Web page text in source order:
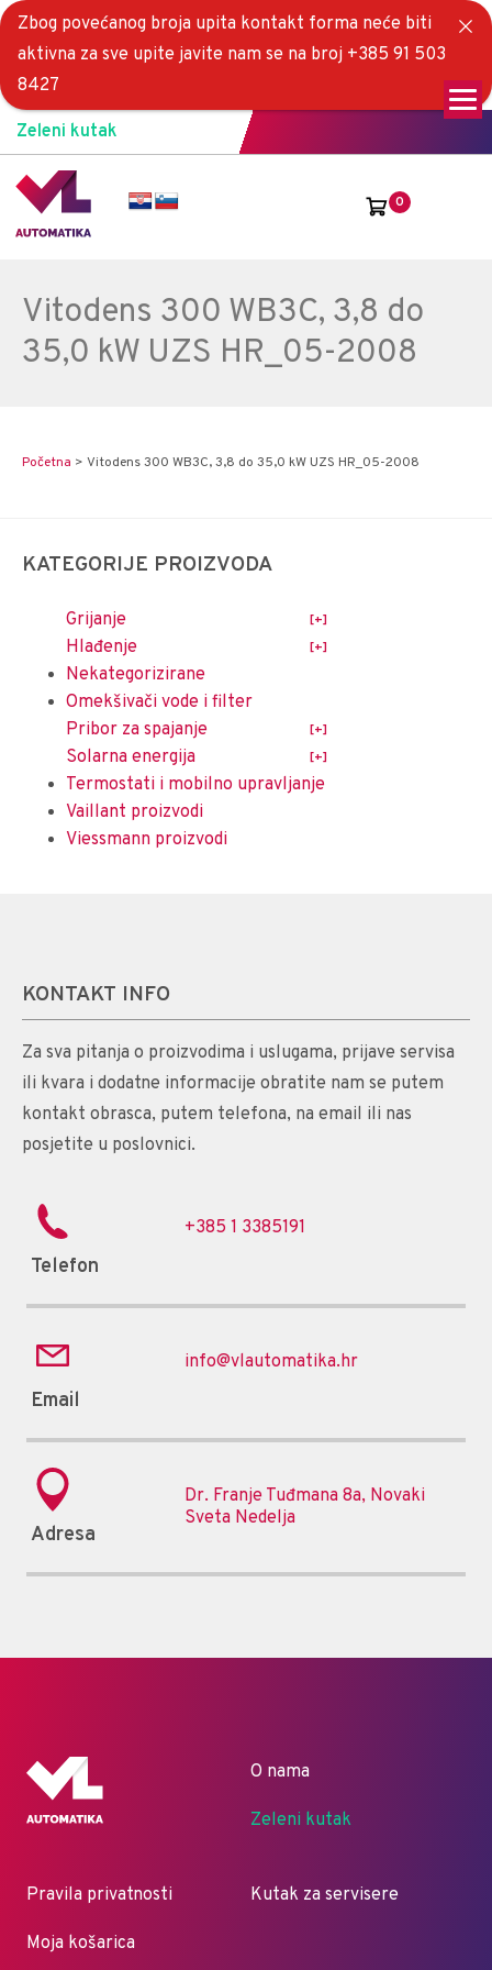
Zeleni kutak
0
Vitodens 300 WB3C, 3,8 do
35,0 kW UZS HR_05-2008
Početna > Vitodens 300 WB3C, 3,8 do 35,0 kW UZS HR_05-2008
KATEGORIJE PROIZVODA
Grijanje
Hlađenje
Nekategorizirane
Omekšivači vode i filter
Pribor za spajanje
Solarna energija
Termostati i mobilno upravljanje
Vaillant proizvodi
Viessmann proizvodi
KONTAKT INFO
Za sva pitanja o proizvodima i uslugama, prijave servisa
ili kvara i dodatne informacije obratite nam se putem
kontakt obrasca, putem telefona, na email ili nas
posjetite u poslovnici.
Telefon
+385 1 3385191
Email
info@vlautomatika.hr
Adresa
Dr. Franje Tuđmana 8a, Novaki
Sveta Nedelja
O nama
Zeleni kutak
Pravila privatnosti
Moja košarica
Kutak za servisere
Zbog povećanog broja upita kontakt forma neće biti
aktivna za sve upite javite nam se na broj +385 91 503
8427